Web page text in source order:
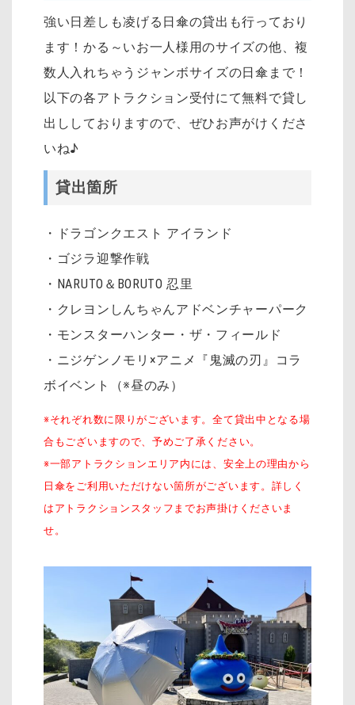
強い日差しも凌げる日傘の貸出も行っており
ます！かる～いお一人様用のサイズの他、複
数人入れちゃうジャンボサイズの日傘まで！
以下の各アトラクション受付にて無料で貸し
出ししておりますので、ぜひお声がけくださ
いね♪
貸出箇所
・ドラゴンクエスト アイランド
・ゴジラ迎撃作戦
・NARUTO＆BORUTO 忍里
・クレヨンしんちゃんアドベンチャーパーク
・モンスターハンター・ザ・フィールド
・ニジゲンノモリ×アニメ『鬼滅の刃』コラ
ボイベント（※昼のみ）
※それぞれ数に限りがございます。全て貸出中となる場
合もございますので、予めご了承ください。
※一部アトラクションエリア内には、安全上の理由から
日傘をご利用いただけない箇所がございます。詳しく
はアトラクションスタッフまでお声掛けくださいま
せ。